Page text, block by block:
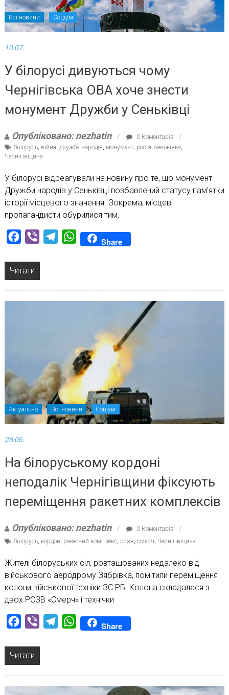
Всі новини Соціум
10.07.
У білорусі дивуються чому
Чернігівська ОВА хоче знести
монумент Дружби у Сеньківці
Опубліковано: nezhatin
0 Коментарів
білорусь, війна, дружба народів, монумент, росія, сеньківка,
Чернігівщина
У білорусі відреагували на новину про те, що монумент
Дружби народів у Сеньківці позбавлений статусу пам’ятки
історії місцевого значення. Зокрема, місцеві
пропагандисти обурилися тим,
Facebook
Viber TelegramWhatsAppShare
Читати
Актуально Всі новини Соціум
26.06.
На білоруському кордоні
неподалік Чернігівщини фіксують
переміщення ракетних комплексів
Опубліковано: nezhatin
0 Коментарів
білорусь, кордон ракетний комплекс рсзв смерч Чернігівщина
Жителі білоруських сіл, розташованих недалеко від
військового аеродрому Зябрівка, помітили переміщення
колони військової техніки ЗС РБ. Колона складалася з
двох РСЗВ «Смерч» і технічки
Facebook
Viber TelegramWhatsAppShare
Читати